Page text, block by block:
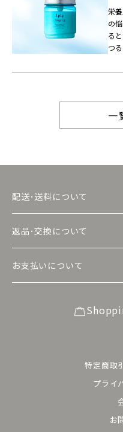
栄
の
る
つ
一
配送･送料について
返品･交換について
お支払いについて
特定商取
プライ
お